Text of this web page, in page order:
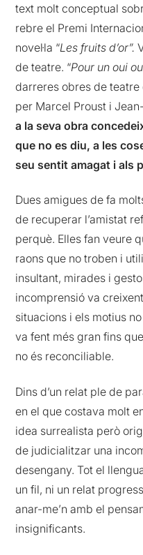
text molt conceptual
rebre el Premi
novel·la “Les fruits d’or”.
de teatre. “Pour un oui
darreres obres de
per Marcel Proust i
a la seva obra
que no es diu, a les
seu sentit amagat i als
Dues amigues de fa
de recuperar l’amistat
perquè. Elles fan veure
raons que no troben i
insultant, mirades i
incomprensió va
situacions i els motius
va fent més gran fins
no és reconciliable.
Dins d’un relat ple de
en el que costava molt
idea surrealista però
de judicialitzar una
desengany. Tot el
un fil, ni un relat
anar-me’n amb el
insignificants.